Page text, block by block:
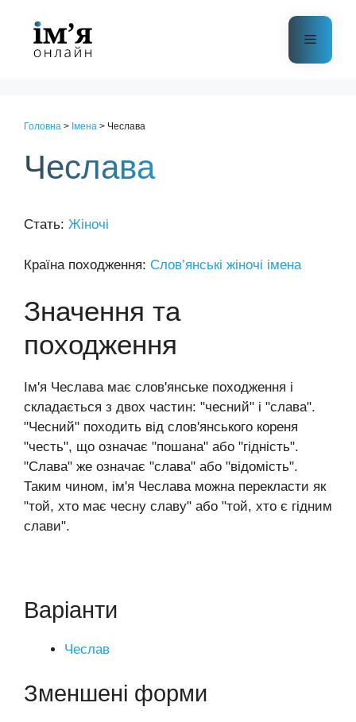
контенту
Меню
Головна > Імена > Чеслава
Чеслава
Стать: Жіночі
Країна походження: Слов’янські жіночі імена
Значення та
походження
Ім'я Чеслава має слов'янське походження і
складається з двох частин: "чесний" і "слава".
"Чесний" походить від слов'янського кореня
"честь", що означає "пошана" або "гідність".
"Слава" же означає "слава" або "відомість".
Таким чином, ім'я Чеслава можна перекласти як
"той, хто має чесну славу" або "той, хто є гідним
слави".
Варіанти
Чеслав
Зменшені форми